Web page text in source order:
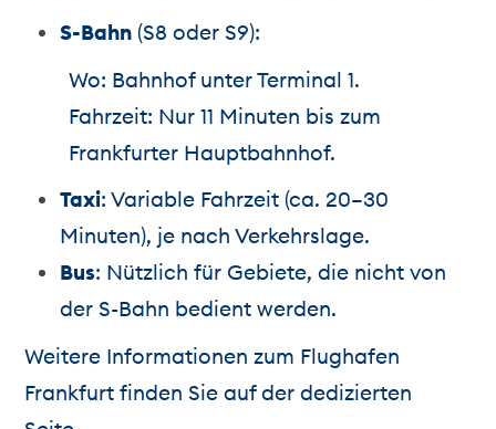
S-Bahn(S8 oder S9):
Wo: Bahnhof unter Terminal 1.
Fahrzeit: Nur 11 Minuten bis zum
Frankfurter Hauptbahnhof.
Taxi: Variable Fahrzeit (ca. 20–30
Minuten), je nach Verkehrslage.
Bus: Nützlich für Gebiete, die nicht von
der S-Bahn bedient werden.
Weitere Informationen zum Flughafen
Frankfurt finden Sie auf der dedizierten